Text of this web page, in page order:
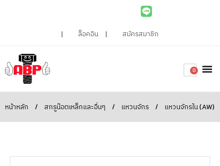
ล็อคอิน สมัครสมาชิก
0
หน้าหลัก / สกรูน๊อตเหล็กและอื่นๆ / แหวนจักร / แหวนจักรใน (AW)